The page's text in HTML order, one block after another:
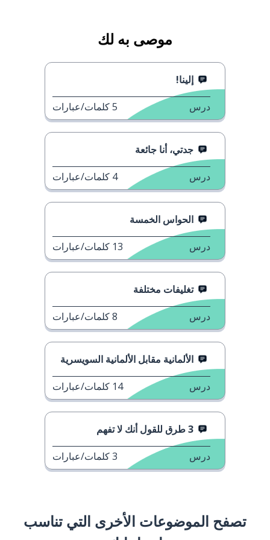
موصى به لك
إلينا!
درس 5كلمات/عبارات
جدتي، أنا جائعة
درس 4 كلمات/عبارات
الحواس الخمسة
درس 13 كلمات/عبارات
تغليفات مختلفة
درس 8كلمات/عبارات
الألمانية مقابل الألمانية السويسرية
درس 14 كلمات/عبارات
3 طرق للقول أنك لا تفهم
درس 3كلمات/عبارات
تصفح الموضوعات الأخرى التي تناسب